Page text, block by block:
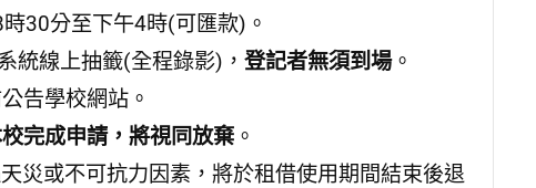
30分至下午4時(可匯款)。
統線上抽籤(全程錄影)，登記者無須到場。
告學校網站。
完成申請，將視同放棄 。
災或不可抗力因素，將於租借使用期間結束後退